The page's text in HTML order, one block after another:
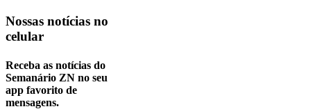
Nossas notícias no
celular
Receba as notícias do
Semanário ZN no seu
app favorito de
mensagens.